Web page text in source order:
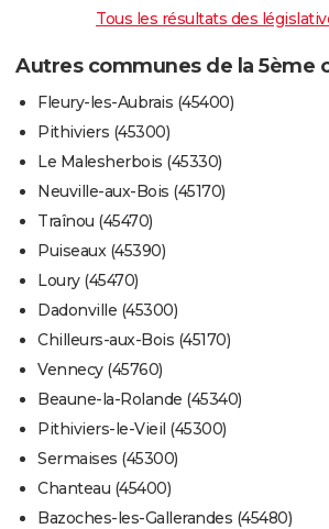
Tous les résultats des
Autres communes de la 5ème
Fleury-les-Aubrais (45400)
Pithiviers (45300)
Le Malesherbois (45330)
Neuville-aux-Bois (45170)
Traînou (45470)
Puiseaux (45390)
Loury (45470)
Dadonville (45300)
Chilleurs-aux-Bois (45170)
Vennecy (45760)
Beaune-la-Rolande (45340)
Pithiviers-le-Vieil (45300)
Sermaises (45300)
Chanteau (45400)
Bazoches-les-Gallerandes (45480)